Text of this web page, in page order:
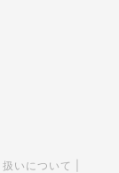
いについて